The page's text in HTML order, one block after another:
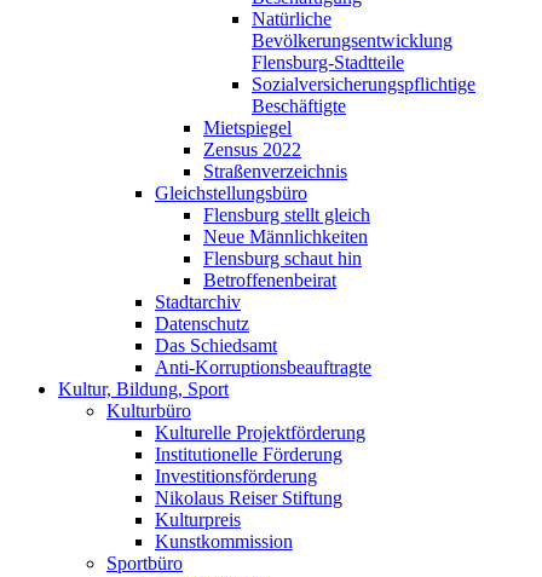
Natürliche
Bevölkerungsentwicklung
Flensburg-Stadtteile
Sozialversicherungspflichtige
Beschäftigte
Mietspiegel
Zensus 2022
Straßenverzeichnis
Gleichstellungsbüro
Flensburg stellt gleich
Neue Männlichkeiten
Flensburg schaut hin
Betroffenenbeirat
Stadtarchiv
Datenschutz
Das Schiedsamt
Anti-Korruptionsbeauftragte
Kultur, Bildung, Sport
Kulturbüro
Kulturelle Projektförderung
Institutionelle Förderung
Investitionsförderung
Nikolaus Reiser Stiftung
Kulturpreis
Kunstkommission
Sportbüro